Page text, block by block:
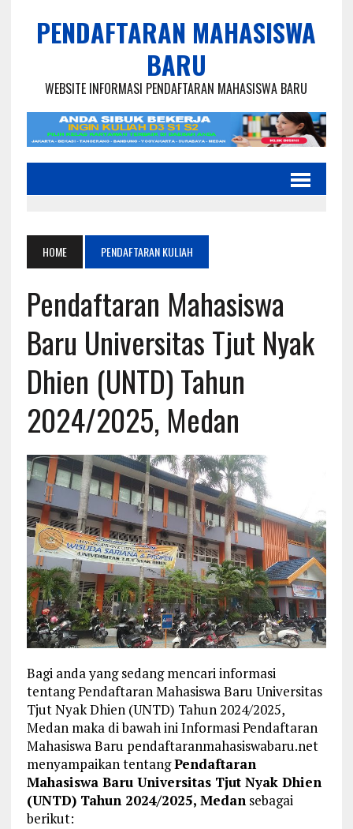
PENDAFTARAN MAHASISWA
BARU
WEBSITE INFORMASI PENDAFTARAN MAHASISWA BARU
HOME PENDAFTARAN KULIAH
Pendaftaran Mahasiswa
Baru Universitas Tjut Nyak
Dhien (UNTD) Tahun
2024/2025, Medan
Bagi anda yang sedang mencari informasi
tentang Pendaftaran Mahasiswa Baru Universitas
Tjut Nyak Dhien (UNTD) Tahun 2024/2025,
Medan maka di bawah ini Informasi Pendaftaran
Mahasiswa Baru pendaftaranmahasiswabaru.net
menyampaikan tentangPendaftaran
Mahasiswa Baru Universitas Tjut Nyak Dhien
(UNTD) Tahun 2024/2025, Medansebagai
berikut: